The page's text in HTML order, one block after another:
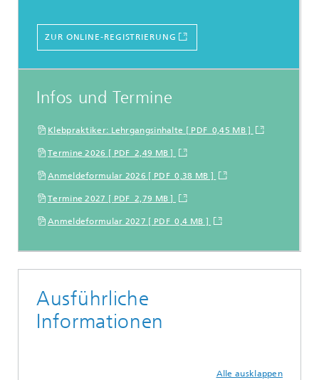
ZUR ONLINE-REGISTRIERUNG
Infos und Termine
Klebpraktiker: Lehrgangsinhalte [ PDF 0,45 MB ]
Termine 2026 [ PDF 2,49 MB ]
Anmeldeformular 2026 [ PDF 0,38 MB ]
Termine 2027 [ PDF 2,79 MB ]
Anmeldeformular 2027 [ PDF 0,4 MB ]
Ausführliche
Informationen
Alle ausklappen